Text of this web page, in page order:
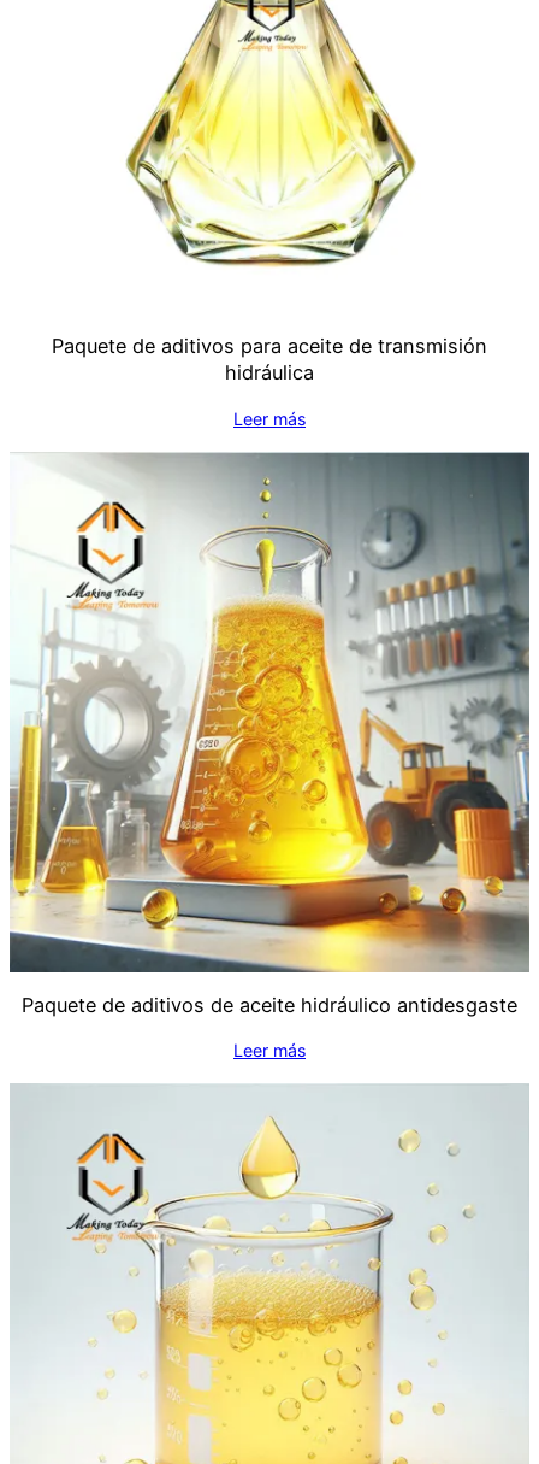
Paquete de aditivos para aceite de transmisión
hidráulica
Leer más
Paquete de aditivos de aceite hidráulico antidesgaste
Leer más